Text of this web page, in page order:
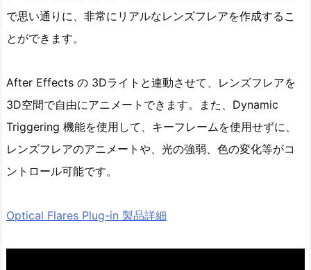
で思い通りに、非常にリアルなレンズフレアを作成するこ
とができます。
After Effects の 3Dライトと連動させて、レンズフレアを
3D空間で自由にアニメートできます。また、Dynamic
Triggering 機能を使用して、キーフレームを使用せずに、
レンズフレアのアニメートや、光の強弱、色の変化等がコ
ントロール可能です。
Optical Flares Plug-in 製品詳細